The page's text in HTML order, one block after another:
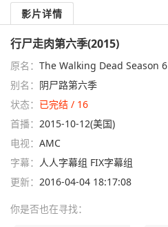
影片详情
行尸走肉第六季(2015)
原名： The Walking Dead Season 6
别名： 阴尸路第六季
状态： 已完结 / 16
首播： 2015-10-12(美国)
电视： AMC
字幕： 人人字幕组 FIX字幕组
更新： 2016-04-04 18:17:08
你是否也在寻找：